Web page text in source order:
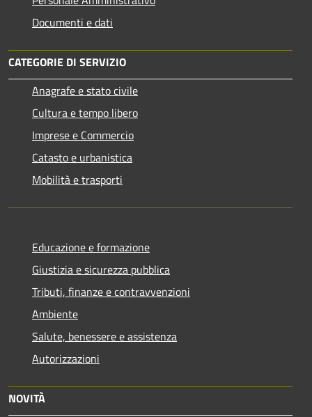
Documenti e dati
CATEGORIE DI SERVIZIO
Anagrafe e stato civile
Cultura e tempo libero
Imprese e Commercio
Catasto e urbanistica
Mobilità e trasporti
Educazione e formazione
Giustizia e sicurezza pubblica
Tributi, finanze e contravvenzioni
Ambiente
Salute, benessere e assistenza
Autorizzazioni
NOVITÀ